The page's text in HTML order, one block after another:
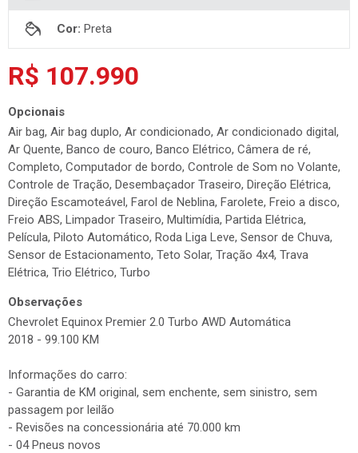
Cor: Preta
R$ 107.990
Opcionais
Air bag, Air bag duplo, Ar condicionado, Ar condicionado digital,
Ar Quente, Banco de couro, Banco Elétrico, Câmera de ré,
Completo, Computador de bordo, Controle de Som no Volante,
Controle de Tração, Desembaçador Traseiro, Direção Elétrica,
Direção Escamoteável, Farol de Neblina, Farolete, Freio a disco,
Freio ABS, Limpador Traseiro, Multimídia, Partida Elétrica,
Película, Piloto Automático, Roda Liga Leve, Sensor de Chuva,
Sensor de Estacionamento, Teto Solar, Tração 4x4, Trava
Elétrica, Trio Elétrico, Turbo
Observações
Chevrolet Equinox Premier 2.0 Turbo AWD Automática
2018 - 99.100 KM
Informações do carro:
- Garantia de KM original, sem enchente, sem sinistro, sem
passagem por leilão
- Revisões na concessionária até 70.000 km
- 04 Pneus novos